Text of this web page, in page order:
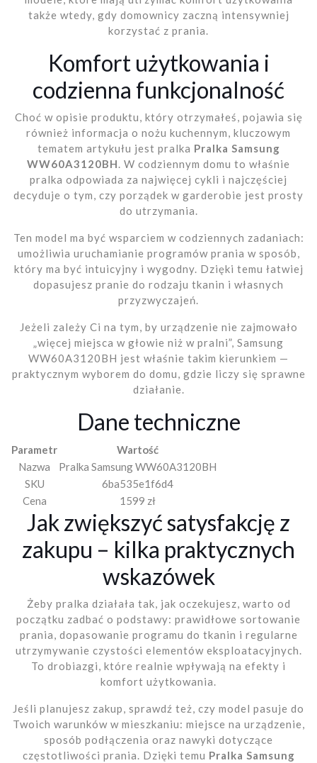
także wtedy, gdy domownicy zaczną intensywniej
korzystać z prania.
Komfort użytkowania i
codzienna funkcjonalność
Choć w opisie produktu, który otrzymałeś, pojawia się
również informacja o nożu kuchennym, kluczowym
tematem artykułu jest pralka Pralka Samsung
WW60A3120BH . W codziennym domu to właśnie
pralka odpowiada za najwięcej cykli i najczęściej
decyduje o tym, czy porządek w garderobie jest prosty
do utrzymania.
Ten model ma być wsparciem w codziennych zadaniach:
umożliwia uruchamianie programów prania w sposób,
który ma być intuicyjny i wygodny. Dzięki temu łatwiej
dopasujesz pranie do rodzaju tkanin i własnych
przyzwyczajeń.
Jeżeli zależy Ci na tym, by urządzenie nie zajmowało
„więcej miejsca w głowie niż w pralni”, Samsung
WW60A3120BH jest właśnie takim kierunkiem —
praktycznym wyborem do domu, gdzie liczy się sprawne
działanie.
Dane techniczne
Parametr
Wartość
Nazwa
Pralka Samsung WW60A3120BH
SKU
6ba535e1f6d4
Cena
1599 zł
Jak zwiększyć satysfakcję z
zakupu – kilka praktycznych
wskazówek
Żeby pralka działała tak, jak oczekujesz, warto od
początku zadbać o podstawy: prawidłowe sortowanie
prania, dopasowanie programu do tkanin i regularne
utrzymywanie czystości elementów eksploatacyjnych.
To drobiazgi, które realnie wpływają na efekty i
komfort użytkowania.
Jeśli planujesz zakup, sprawdź też, czy model pasuje do
Twoich warunków w mieszkaniu: miejsce na urządzenie,
sposób podłączenia oraz nawyki dotyczące
częstotliwości prania. Dzięki temu Pralka Samsung